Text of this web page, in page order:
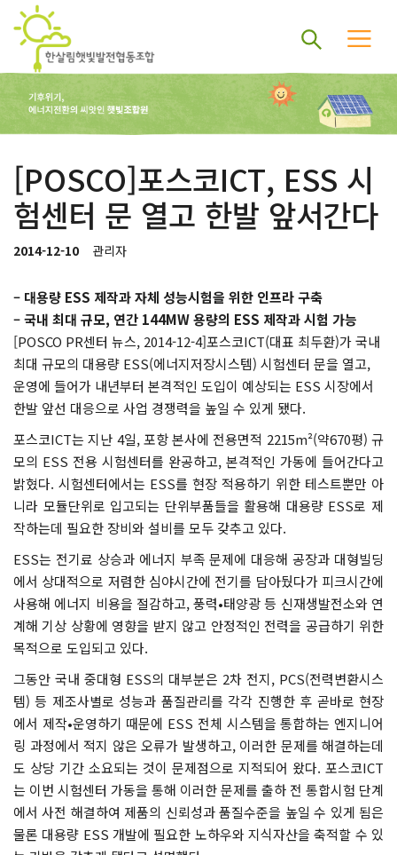
[POSCO]포스코ICT, ESS 시
험센터 문 열고 한발 앞서간다
2014-12-10 관리자
– 대용량 ESS 제작과 자체 성능시험을 위한 인프라 구축
– 국내 최대 규모, 연간 144MW 용량의 ESS 제작과 시험 가능
[POSCO PR센터 뉴스, 2014-12-4]포스코ICT(대표 최두환)가 국내
최대 규모의 대용량 ESS(에너지저장시스템) 시험센터 문을 열고,
운영에 들어가 내년부터 본격적인 도입이 예상되는 ESS 시장에서
한발 앞선 대응으로 사업 경쟁력을 높일 수 있게 됐다.
포스코ICT는 지난 4일, 포항 본사에 전용면적 2215m²(약670평) 규
모의 ESS 전용 시험센터를 완공하고, 본격적인 가동에 들어간다고
밝혔다. 시험센터에서는 ESS를 현장 적용하기 위한 테스트뿐만 아
니라 모듈단위로 입고되는 단위부품들을 활용해 대용량 ESS로 제
작하는데 필요한 장비와 설비를 모두 갖추고 있다.
ESS는 전기료 상승과 에너지 부족 문제에 대응해 공장과 대형빌딩
에서 상대적으로 저렴한 심야시간에 전기를 담아뒀다가 피크시간에
사용해 에너지 비용을 절감하고, 풍력•태양광 등 신재생발전소와 연
계해 기상 상황에 영향을 받지 않고 안정적인 전력을 공급하기 위한
목적으로 도입되고 있다.
그동안 국내 중대형 ESS의 대부분은 2차 전지, PCS(전력변환시스
템) 등 제조사별로 성능과 품질관리를 각각 진행한 후 곧바로 현장
에서 제작•운영하기 때문에 ESS 전체 시스템을 통합하는 엔지니어
링 과정에서 적지 않은 오류가 발생하고, 이러한 문제를 해결하는데
도 상당 기간 소요되는 것이 문제점으로 지적되어 왔다. 포스코ICT
는 이번 시험센터 가동을 통해 이러한 문제를 출하 전 통합시험 단계
에서 사전 해결하여 제품의 신뢰성과 품질수준을 높일 수 있게 됨은
물론 대용량 ESS 개발에 필요한 노하우와 지식자산을 축적할 수 있